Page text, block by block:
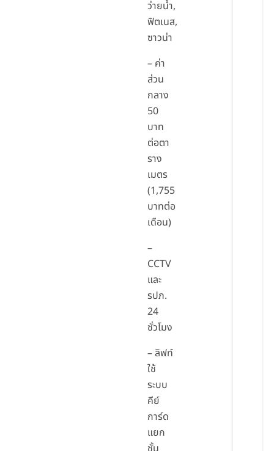
ว่ายน้ำ,
ฟิตเนส,
ซาวน่า
– ค่า
ส่วน
กลาง
50
บาท
ต่อตา
ราง
เมตร
(1,755
บาทต่อ
เดือน)
–
CCTV
และ
รปภ.
24
ชั่วโมง
– ลิฟท์
ใช้
ระบบ
คีย์
การ์ด
แยก